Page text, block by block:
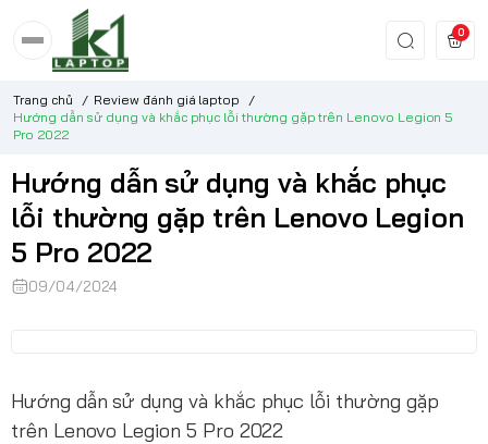
0
Trang chủ / Review đánh giá laptop
/
Hướng dẫn sử dụng và khắc phục lỗi thường gặp trên Lenovo Legion 5
Pro 2022
Hướng dẫn sử dụng và khắc phục
lỗi thường gặp trên Lenovo Legion
5 Pro 2022
09/04/2024
Hướng dẫn sử dụng và khắc phục lỗi thường gặp
trên Lenovo Legion 5 Pro 2022